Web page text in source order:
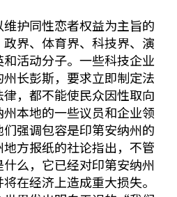
护同性恋者权益为主旨的
界、体育界、科技界、演
活动分子。一些科技企业
长彭斯，要求立即制定法
，都不能使民众因性取向
本地的一些议员和企业领
强调包容是印第安纳州的
方报纸的社论指出，不管
么，它已经对印第安纳州
在经济上造成重大损失。